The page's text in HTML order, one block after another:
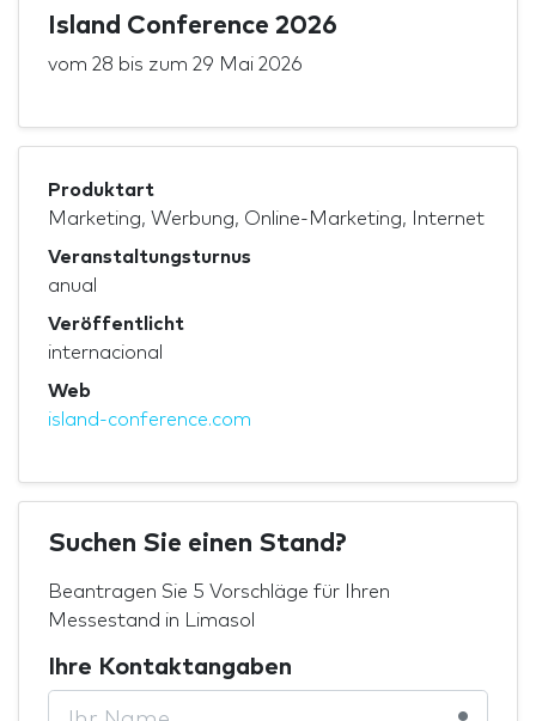
Island Conference 2026
vom 28 bis zum 29 Mai 2026
Produktart
Marketing, Werbung, Online-Marketing, Internet
Veranstaltungsturnus
anual
Veröffentlicht
internacional
Web
island-conference.com
Suchen Sie einen Stand?
Beantragen Sie 5 Vorschläge für Ihren
Messestand in Limasol
Ihre Kontaktangaben